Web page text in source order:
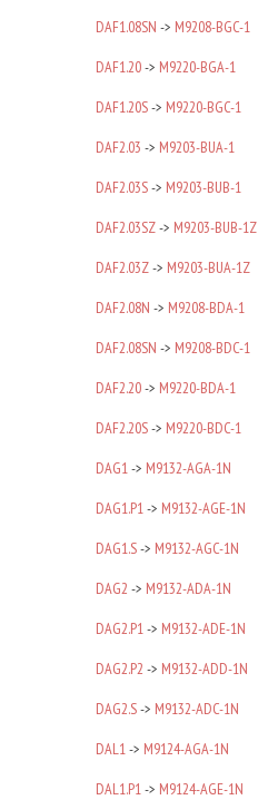
DAF1.08SN -> M9208-BGC-1
DAF1.20-> M9220-BGA-1
DAF1.20S-> M9220-BGC-1
DAF2.03 -> M9203-BUA-1
DAF2.03S-> M9203-BUB-1
DAF2.03SZ-> M9203-BUB-1Z
DAF2.03Z-> M9203-BUA-1Z
DAF2.08N -> M9208-BDA-1
DAF2.08SN -> M9208-BDC-1
DAF2.20-> M9220-BDA-1
DAF2.20S-> M9220-BDC-1
DAG1-> M9132-AGA-1N
DAG1.P1-> M9132-AGE-1N
DAG1.S-> M9132-AGC-1N
DAG2 -> M9132-ADA-1N
DAG2.P1-> M9132-ADE-1N
DAG2.P2 -> M9132-ADD-1N
DAG2.S-> M9132-ADC-1N
DAL1-> M9124-AGA-1N
DAL1.P1-> M9124-AGE-1N